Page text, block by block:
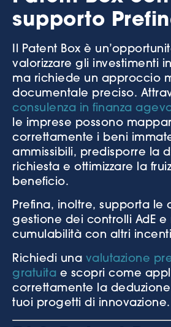
supporto
Il Patent Box è
valorizzare gli investimenti
ma richiede un approccio
documentale preciso.
consulenza in finanza
le imprese possono
correttamente i beni
ammissibili, predisporre la
richiesta e ottimizzare la
beneficio.
Prefina, inoltre, supporta le
gestione dei controlli AdE
cumulabilità con altri
Richiedi una valutazione
gratuita e scopri come
correttamente la deduzione
tuoi progetti di innovazione.